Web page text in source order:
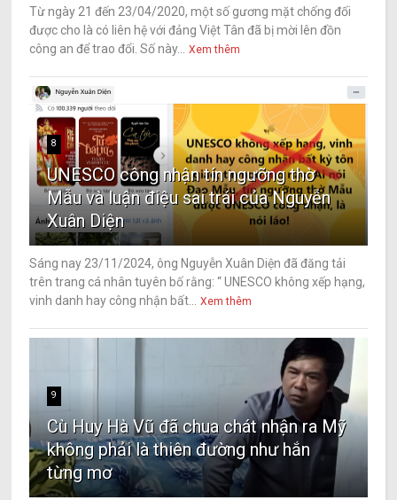
Từ ngày 21 đến 23/04/2020, một số gương mặt chống đối
được cho là có liên hệ với đảng Việt Tân đã bị mời lên đồn
công an để trao đổi. Số này... Xem thêm
8
UNESCO công nhận tín ngưỡng thờ
Mẫu và luận điệu sai trái của Nguyễn
Xuân Diện
Sáng nay 23/11/2024, ông Nguyễn Xuân Diện đã đăng tải
trên trang cá nhân tuyên bố rằng: “ UNESCO không xếp hạng,
vinh danh hay công nhận bất... Xem thêm
9
Cù Huy Hà Vũ đã chua chát nhận ra Mỹ
không phải là thiên đường như hắn
từng mơ